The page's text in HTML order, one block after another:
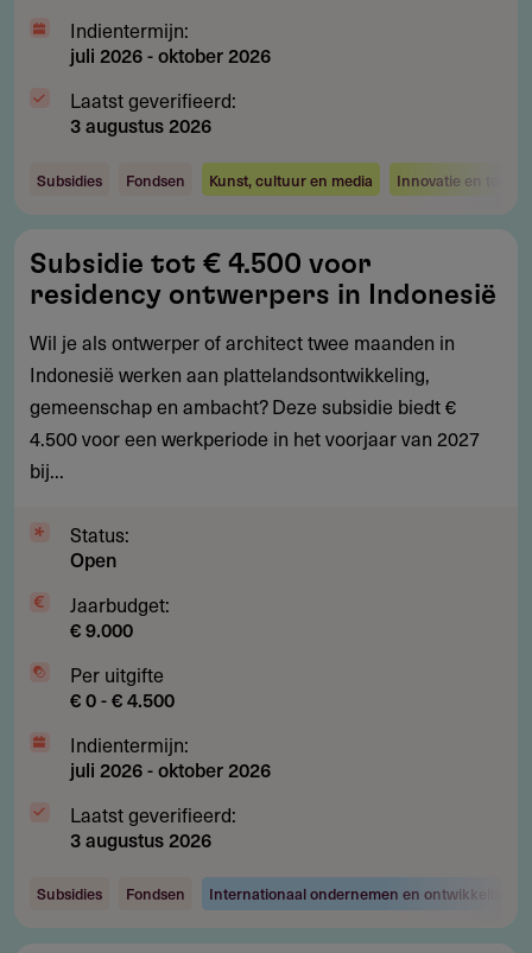
Indientermijn:
juli 2026-oktober 2026
Laatst geverifieerd:
3 augustus 2026
Subsidies Fondsen Kunst, cultuur en media Innovatie en
tot
€
4.500
voor
residency
ontwerpers
in
Subsidie tot € 4.500 voor
residency ontwerpers in Indonesië
Wil je als ontwerper of architect twee maanden in
Indonesië werken aan plattelandsontwikkeling,
gemeenschap en ambacht? Deze subsidie biedt €
4.500 voor een werkperiode in het voorjaar van 2027
bij...
Status:
Open
Jaarbudget:
€ 9.000
Per uitgifte
€ 0 - € 4.500
Indientermijn:
juli 2026-oktober 2026
Laatst geverifieerd:
3 augustus 2026
Subsidies Fondsen Internationaal ondernemen en